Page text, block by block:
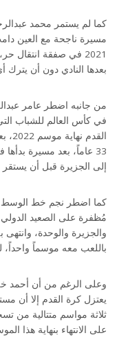
كما لم يستمر محمد
2021 في صفقة انتقال
بعدها النادي دون أن يترك
من جانبه اضطر عامر
33 عاماً، بعد مسيرة
إلى الجزيرة قبل أن
كما اضطر نجم خط الوسط
مُظفرة على الصعيد
والجزيرة والوحدة،
باللعب معه موسماً واحداً،
يعتزل كرة القدم إلا أن
ثلاثة مواسم متتالية من
على الانتهاء بنهاية هذا